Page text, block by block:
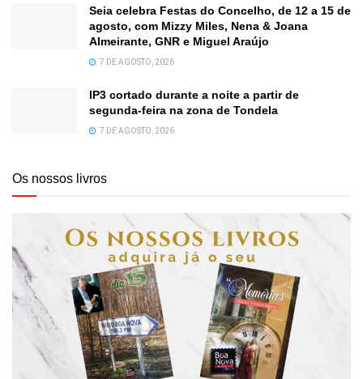
Seia celebra Festas do Concelho, de 12 a 15 de
agosto, com Mizzy Miles, Nena & Joana
Almeirante, GNR e Miguel Araújo
7 DE AGOSTO, 2026
IP3 cortado durante a noite a partir de
segunda-feira na zona de Tondela
7 DE AGOSTO, 2026
Os nossos livros